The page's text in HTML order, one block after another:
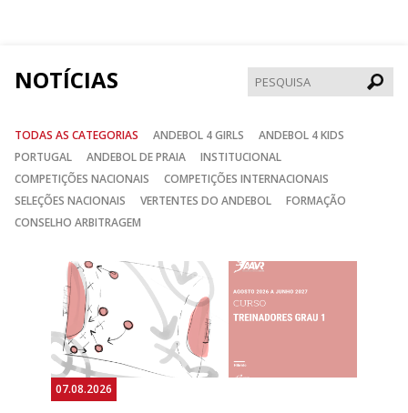
NOTÍCIAS
TODAS AS CATEGORIAS ANDEBOL 4 GIRLS
ANDEBOL 4 KIDS
PORTUGAL
ANDEBOL DE PRAIA
INSTITUCIONAL
COMPETIÇÕES NACIONAIS
COMPETIÇÕES INTERNACIONAIS
SELEÇÕES NACIONAIS
VERTENTES DO ANDEBOL
FORMAÇÃO
CONSELHO ARBITRAGEM
07.08.2026
Anterior